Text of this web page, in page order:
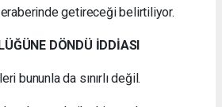
getireceği belirtiliyor.
DÖNDÜ İDDİASI
bununla da sınırlı değil.